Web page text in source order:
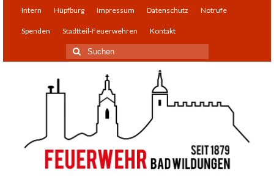
Intern Hüpfburg Impressum Datenschutz Notrufe
Spenden Stadtteil-Feuerwehren Kontakt
Suchen
nach: